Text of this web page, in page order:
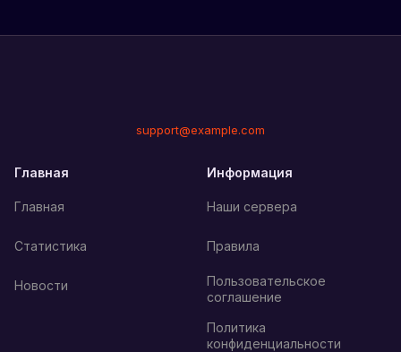
support@example.com
Главная
Главная
Статистика
Новости
Информация
Наши сервера
Правила
Пользовательское
соглашение
Политика
конфиденциальности